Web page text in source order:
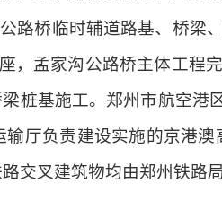
公路桥临时辅道路基、桥梁
座，孟家沟公路桥主体工程
桩基施工。郑州市航空港
输厅负责建设实施的京港
交叉建筑物均由郑州铁路